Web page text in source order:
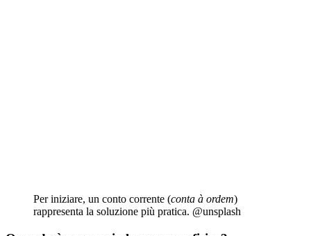
Per iniziare, un conto corrente (conta à ordem)
rappresenta la soluzione più pratica. @unsplash